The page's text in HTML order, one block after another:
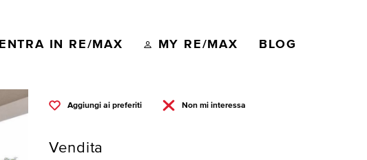
ENTRA IN RE/MAX MY RE/MAX BLOG
Aggiungi ai preferiti Non mi interessa
Vendita